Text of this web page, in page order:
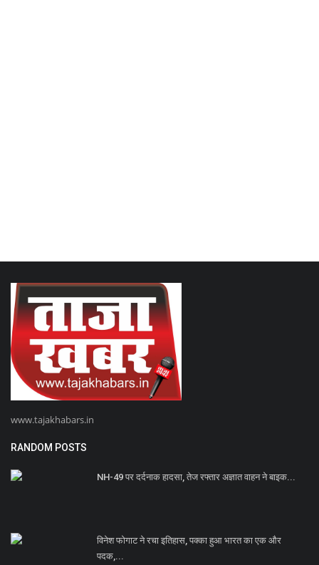
www.tajakhabars.in
RANDOM POSTS
NH-49 पर दर्दनाक हादसा, तेज रफ्तार अज्ञात वाहन ने बाइक...
विनेश फोगाट ने रचा इतिहास, पक्का हुआ भारत का एक और
पदक,...